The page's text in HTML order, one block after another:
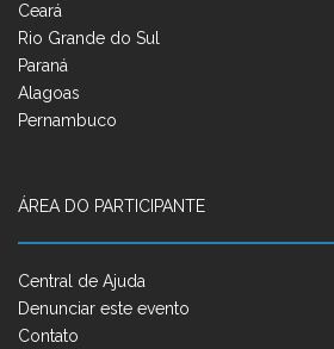
Ceará
Rio Grande do Sul
Paraná
Alagoas
Pernambuco
ÁREA DO PARTICIPANTE
Central de Ajuda
Denunciar este evento
Contato